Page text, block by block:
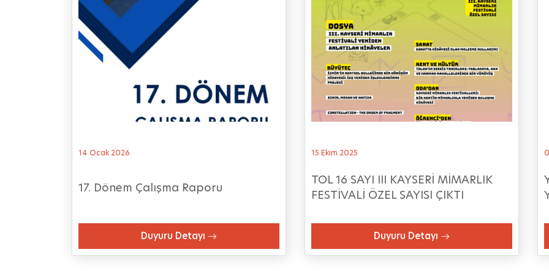
14 Ocak 2026
17. Dönem Çalışma Raporu
Duyuru Detayı
15 Ekim 2025
TOL 16 SAYI III KAYSERİ MİMARLIK
FESTİVALİ ÖZEL SAYISI ÇIKTI
Duyuru Detayı